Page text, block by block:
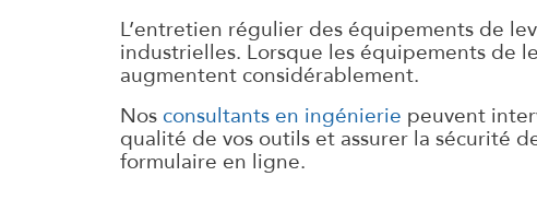
L’entretien régulier des équipements de
industrielles. Lorsque les équipements de
augmentent considérablement.
Nos consultants en ingénierie peuvent
qualité de vos outils et assurer la sécurité
formulaire en ligne.